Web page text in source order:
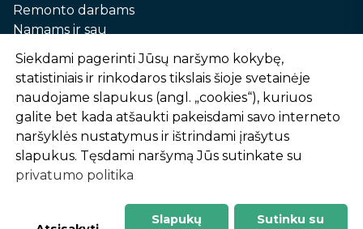
Remonto darbams
Namams ir sau
Automobilių priežiūrai
Sodui ir daržui
Informacija
Apie mus
Prekių pirkimo – pardavimo taisyklės
Prekių pristatymas ir atsiėmimas
Garantinis aptarnavimas ir prekių grąžinimas
Privatumo politika
Siekdami pagerinti Jūsų naršymo kokybę,
statistiniais ir rinkodaros tikslais šioje svetainėje
naudojame slapukus (angl. „cookies“), kuriuos
galite bet kada atšaukti pakeisdami savo interneto
naršyklės nustatymus ir ištrindami įrašytus
slapukus. Tęsdami naršymą Jūs sutinkate su
privatumo politika
Slapukų Sutinku su